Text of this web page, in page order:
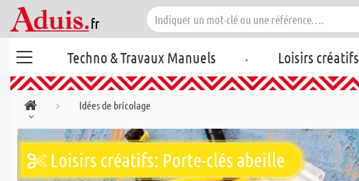
Techno & Travaux Manuels . Loisirs créatifs
Idées de bricolage
Loisirs créatifs: Porte-clés abeille